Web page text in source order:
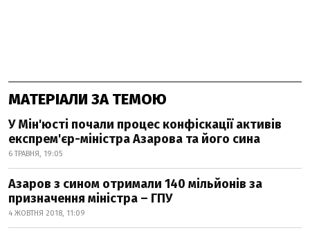
МАТЕРІАЛИ ЗА ТЕМОЮ
У Мін'юсті почали процес конфіскації активів
експрем'єр-міністра Азарова та його сина
6 ТРАВНЯ, 19:05
Азаров з сином отримали 140 мільйонів за
призначення міністра – ГПУ
4 ЖОВТНЯ 2018, 11:09